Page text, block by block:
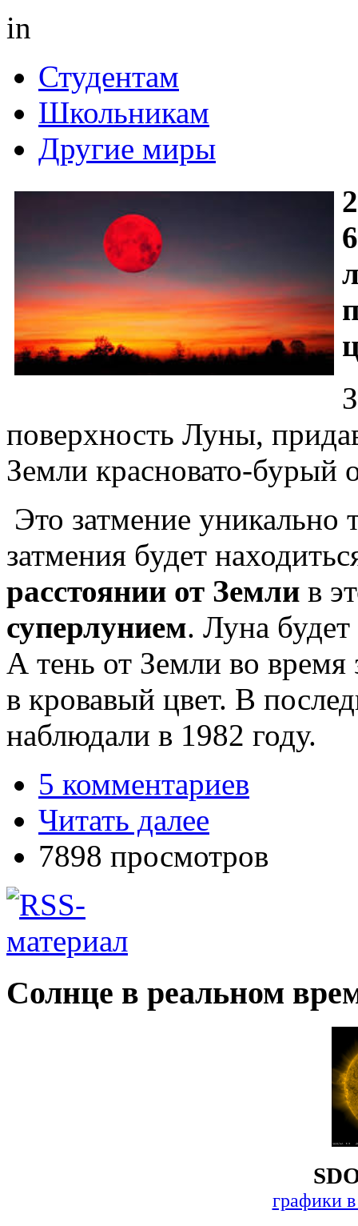
in
Студентам
Школьникам
Другие миры
поверхность Луны,
Земли красновато-бурый
Это затмение уникально
затмения будет
расстоянии от Земли в
суперлунием. Луна
А тень от Земли во время
в кровавый цвет. В
наблюдали в 1982 году.
5 комментариев
Читать далее
7898 просмотров
Солнце в реальном
графики